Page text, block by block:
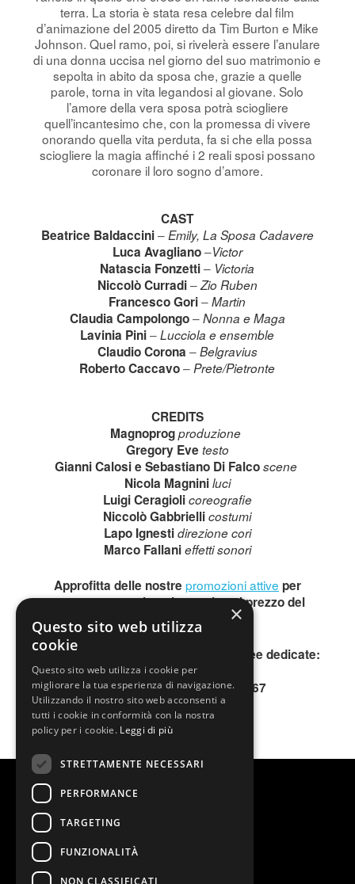
terra. La storia è stata resa celebre dal film
d’animazione del 2005 diretto da Tim Burton e Mike
Johnson. Quel ramo, poi, si rivelerà essere l’anulare
di una donna uccisa nel giorno del suo matrimonio e
sepolta in abito da sposa che, grazie a quelle
parole, torna in vita legandosi al giovane. Solo
l’amore della vera sposa potrà sciogliere
quell’incantesimo che, con la promessa di vivere
onorando quella vita perduta, fa si che ella possa
sciogliere la magia affinché i 2 reali sposi possano
coronare il loro sogno d’amore.
CAST
Beatrice Baldaccini– Emily, La Sposa Cadavere
Luca Avagliano–Victor
Natascia Fonzetti– Victoria
Niccolò Curradi–Zio Ruben
Francesco Gori–Martin
Claudia Campolongo–Nonna e Maga
Lavinia Pini–Lucciola e ensemble
Claudio Corona –Belgravius
Roberto Caccavo– Prete/Pietronte
CREDITS
Magnoprog produzione
Gregory Eve testo
Gianni Calosi e Sebastiano Di Falcoscene
Nicola Magniniluci
Luigi Ceragiolicoreografie
Niccolò Gabbrielli costumi
Lapo Ignestidirezione cori
Marco Fallanieffetti sonori
Approfitta delle nostre promozioni attive per
questo spettacolo e risparmia sul prezzo del
biglietto.
Per informazioni, contattare le due linee dedicate:
INFOLINE 0200640802
SMS o WhatsApp 345.3677167
×
Questo sito web utilizza
cookie
Questo sito web utilizza i cookie per
migliorare la tua esperienza di navigazione.
Utilizzando il nostro sito web acconsenti a
tutti i cookie in conformità con la nostra
policy per i cookie. Leggi di più
STRETTAMENTE NECESSARI
PERFORMANCE
TARGETING
FUNZIONALITÀ
NON CLASSIFICATI